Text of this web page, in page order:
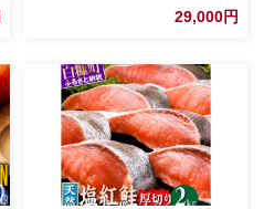
29,000円